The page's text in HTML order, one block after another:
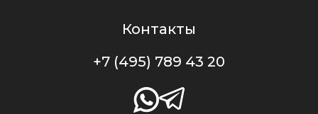
Контакты
+7 (495) 789 43 20